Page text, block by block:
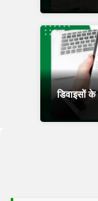
डिवाइसों